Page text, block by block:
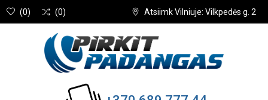
Atsiimk Vilniuje: Vilkpedės g. 2
(0) (0)